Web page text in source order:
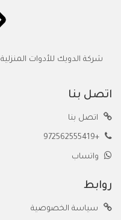
شركة الدويك للأدوات المنزلية
اتصل بنا
اتصل بنا
+972562555419
واتساب
روابط
سياسة الخصوصية